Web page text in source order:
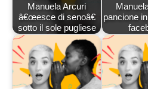
Manuela Arcuri
â€œesce di senoâ€
sotto il sole pugliese
pancione